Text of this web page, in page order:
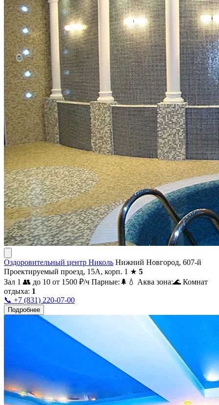
Оздоровительный центр Николь Нижний Новгород, 607-й
Проектируемый проезд, 15А, корп. 1 ★ 5
Зал 1 👥 до 10 от 1500 ₽/ч Парные: 🌲 💧 Аква зона:🌊 Комнат
отдыха: 1
📞 +7 (831) 220-07-00
Подробнее